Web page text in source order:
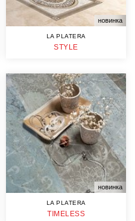
новинка
LA PLATERA
STYLE
новинка
LA PLATERA
TIMELESS